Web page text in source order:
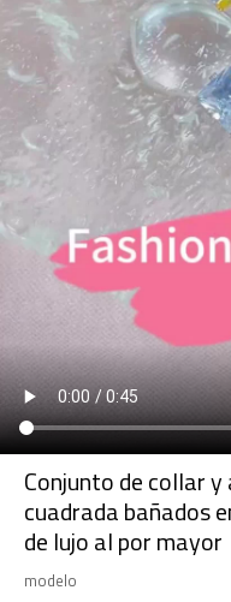
Conjunto de collar
cuadrada bañados
de lujo al por mayor
modelo